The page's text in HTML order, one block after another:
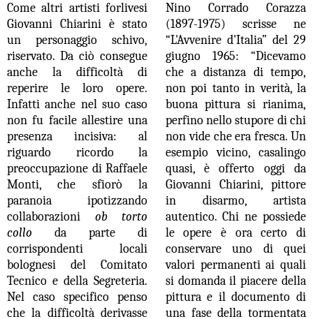
Come altri artisti forlivesi
Giovanni Chiarini è stato
un personaggio schivo,
riservato. Da ciò consegue
anche la difficoltà di
reperire le loro opere.
Infatti anche nel suo caso
non fu facile allestire una
presenza incisiva: al
riguardo ricordo la
preoccupazione di Raffaele
Monti, che sfiorò la
paranoia ipotizzando
collaborazioni ob torto
collo da parte di
corrispondenti locali
bolognesi del Comitato
Tecnico e della Segreteria.
Nel caso specifico penso
che la difficoltà derivasse
Nino Corrado Corazza
(1897-1975) scrisse ne
“L'Avvenire d'Italia” del 29
giugno 1965: “Dicevamo
che a distanza di tempo,
non poi tanto in verità, la
buona pittura si rianima,
perfino nello stupore di chi
non vide che era fresca. Un
esempio vicino, casalingo
quasi, è offerto oggi da
Giovanni Chiarini, pittore
in disarmo, artista
autentico. Chi ne possiede
le opere è ora certo di
conservare uno di quei
valori permanenti ai quali
si domanda il piacere della
pittura e il documento di
una fase della tormentata